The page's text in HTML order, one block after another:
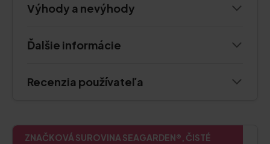
Výhody a nevýhody
Ďalšie informácie
Recenzia používateľa
ZNAČKOVÁ SUROVINA SEAGARDEN®, ČISTÉ